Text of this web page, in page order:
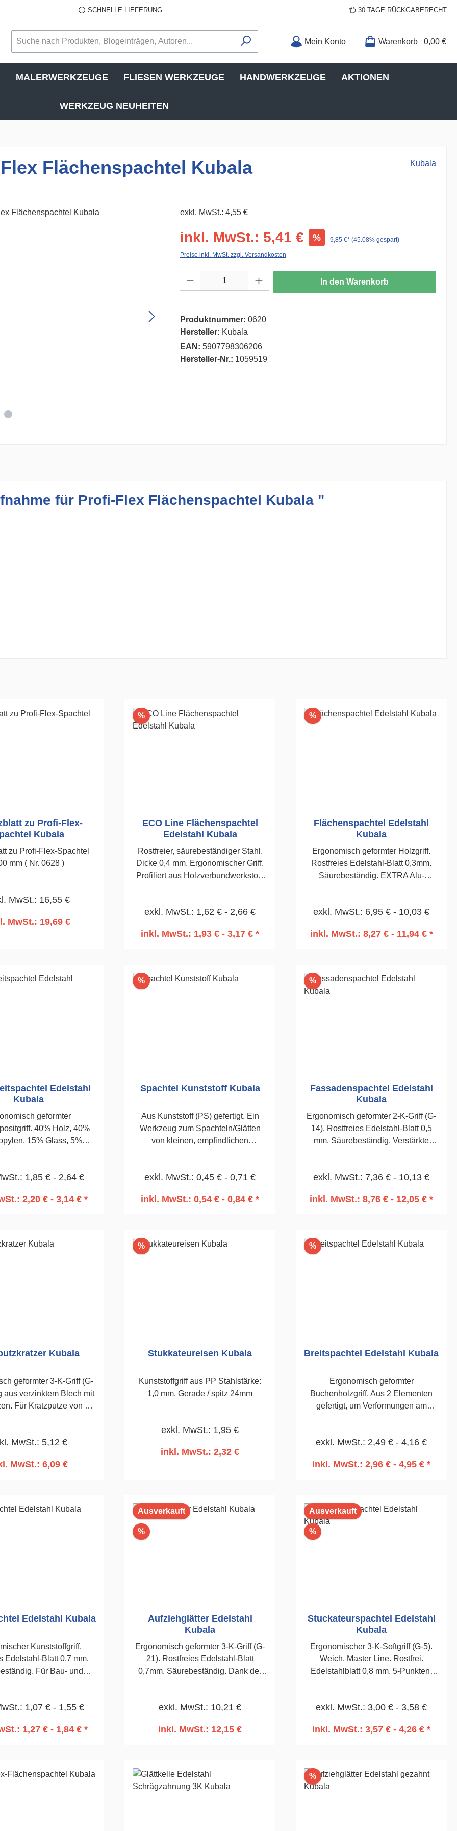
SCHNELLE LIEFERUNG 30 TAGE RÜCKGABERECHT
Mein Konto Warenkorb 0,00 €
MALERWERKZEUGE FLIESEN WERKZEUGE HANDWERKZEUGE AKTIONEN
WERKZEUG NEUHEITEN
Flächenspachtel Kubala Kubala
exkl. MwSt.: 4,55 €
inkl. MwSt.: 5,41 € % 9,85 €*(45.08% gespart)
Preise inkl. MwSt. zzgl. Versandkosten
In den Warenkorb
Produktnummer: 0620
Hersteller: Kubala
EAN: 5907798306206
Hersteller-Nr.: 1059519
für Profi-Flex Flächenspachtel Kubala "
zu Profi-Flex-
Kubala
zu Profi-Flex-Spachtel
mm ( Nr. 0628 )
MwSt.: 16,55 €
MwSt.: 19,69 €
%Rabatt
ECO Line Flächenspachtel
Edelstahl Kubala
Rostfreier, säurebeständiger Stahl.
Dicke 0,4 mm. Ergonomischer Griff.
Profiliert aus Holzverbundwerkstoff.
Kunststoff.Griff quillt unter
exkl. MwSt.: 1,62 € - 2,66 €
inkl. MwSt.: 1,93 € - 3,17 € *
%Rabatt
Flächenspachtel Edelstahl
Kubala
Ergonomisch geformter Holzgriff.
Rostfreies Edelstahl-Blatt 0,3mm.
Säurebeständig. EXTRA Alu-
Putzen und Spachtelungen. Sehr
kräftesparend.600 mm
exkl. MwSt.: 6,95 € - 10,03 €
inkl. MwSt.: 8,27 € - 11,94 € *
Edelstahl
Kubala
geformter
40% Holz, 40%
15% Glass, 5%
eines
1,85 € - 2,64 €
2,20 € - 3,14 € *
%Rabatt
Spachtel Kunststoff Kubala
Aus Kunststoff (PS) gefertigt. Ein
Werkzeug zum Spachteln/Glätten
von kleinen, empfindlichen
exkl. MwSt.: 0,45 € - 0,71 €
inkl. MwSt.: 0,54 € - 0,84 € *
%Rabatt
Fassadenspachtel Edelstahl
Kubala
Ergonomisch geformter 2-K-Griff (G-
14). Rostfreies Edelstahl-Blatt 0,5
mm. Säurebeständig. Verstärkte
mm
exkl. MwSt.: 7,36 € - 10,13 €
inkl. MwSt.: 8,76 € - 12,05 € *
Kubala
geformter 3-K-Griff (G-
aus verzinktem Blech mit
Für Kratzputze von 2-
MwSt.: 5,12 €
MwSt.: 6,09 €
%Rabatt
Stukkateureisen Kubala
Kunststoffgriff aus PP Stahlstärke:
1,0 mm. Gerade / spitz 24mm
exkl. MwSt.: 1,95 €
inkl. MwSt.: 2,32 €
%Rabatt
Breitspachtel Edelstahl Kubala
Ergonomisch geformter
Buchenholzgriff. Aus 2 Elementen
gefertigt, um Verformungen am
Säurebeständig.100mm
exkl. MwSt.: 2,49 € - 4,16 €
inkl. MwSt.: 2,96 € - 4,95 € *
Edelstahl Kubala
Kunststoffgriff.
Edelstahl-Blatt 0,7 mm.
Für Bau- und
1,07 € - 1,55 €
1,27 € - 1,84 € *
Ausverkauft
%Rabatt
Aufziehglätter Edelstahl
Kubala
Ergonomisch geformter 3-K-Griff (G-
21). Rostfreies Edelstahl-Blatt
0,7mm. Säurebeständig. Dank der
480mm
exkl. MwSt.: 10,21 €
inkl. MwSt.: 12,15 €
Ausverkauft
%Rabatt
Stuckateurspachtel Edelstahl
Kubala
Ergonomischer 3-K-Softgriff (G-5).
Weich, Master Line. Rostfrei.
Edelstahlblatt 0,8 mm. 5-Punkten-
Eimer zu hängen.100mm
exkl. MwSt.: 3,00 € - 3,58 €
inkl. MwSt.: 3,57 € - 4,26 € *
%Rabatt